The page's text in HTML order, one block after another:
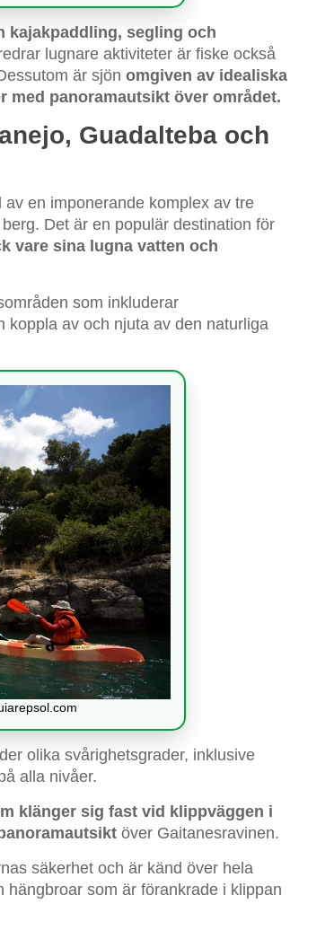
kajakpaddling, segling och
lugnare aktiviteter är fiske också
är sjön omgiven av idealiska
panoramautsikt över området.
Guadalteba och
av en imponerande komplex av tre
Det är en populär destination för
vare sina lugna vatten och
som inkluderar
koppla av och njuta av den naturliga
olika svårighetsgrader, inklusive
alla nivåer.
klänger sig fast vid klippväggen i
över Gaitanesravinen.
säkerhet och är känd över hela
som är förankrade i klippan